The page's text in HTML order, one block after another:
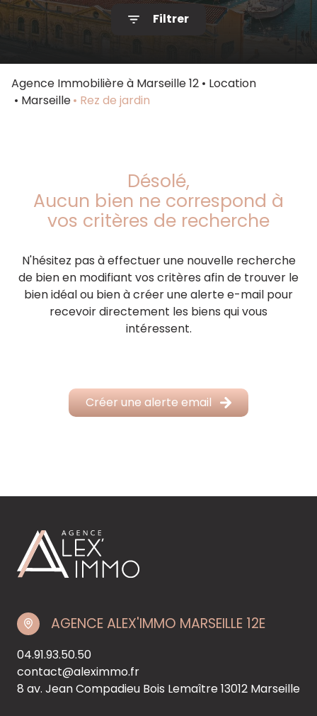
Notre
Contact
Filtrer
Agence Immobilière à Marseille 12
Location
Marseille
Rez de jardin
Désolé,
Aucun bien ne correspond à
vos critères de recherche
N'hésitez pas à effectuer une nouvelle recherche
de bien en modifiant vos critères afin de trouver le
bien idéal ou bien à créer une alerte e-mail pour
recevoir directement les biens qui vous
intéressent.
Créer une alerte email
AGENCE ALEX'IMMO MARSEILLE 12E
04.91.93.50.50
contact@aleximmo.fr
8 av. Jean Compadieu Bois Lemaître13012 Marseille